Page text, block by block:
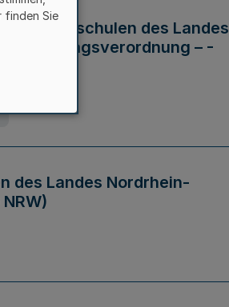
Hochschulen des Landes
– -
des Landes Nordrhein-
finden Sie